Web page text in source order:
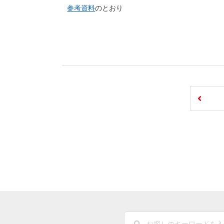
参考資料のとおり